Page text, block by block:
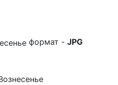
формат - JPG